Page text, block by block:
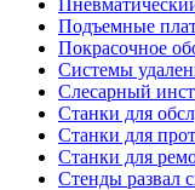
Подъемные
Покрасочное
Системы
Слесарный
Станки для
Станки для
Станки для
Стенды развал